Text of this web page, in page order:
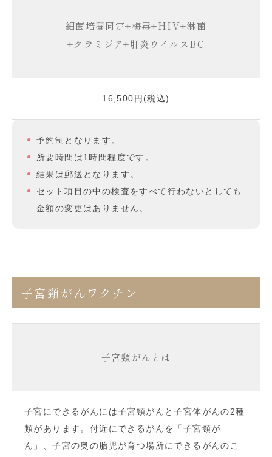
細菌培養同定+梅毒+HIV+淋菌
+クラミジア+肝炎ウイルスBC
16,500円(税込)
予約制となります。
所要時間は1時間程度です。
結果は郵送となります。
セット項目の中の検査をすべて行わないとしても
金額の変更はありません。
子宮頸がんワクチン
子宮頸がんとは
子宮にできるがんには子宮頸がんと子宮体がんの2種
類があります。付近にできるがんを「子宮頸が
ん」、子宮の奥の胎児が育つ場所にできるがんのこ